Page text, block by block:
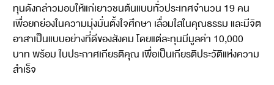
ทุนดังกล่าวมอบให้แก่เยาวชนต้นแบบทั่วประเทศจำนวน 19 คน
เพื่อยกย่องในความมุ่งมั่นตั้งใจศึกษา เลื่อมใสในคุณธรรม และมีจิต
อาสาเป็นแบบอย่างที่ดีของสังคม โดยแต่ละทุนมีมูลค่า 10,000
บาท พร้อม ใบประกาศเกียรติคุณ เพื่อเป็นเกียรติประวัติแห่งความ
สำเร็จ